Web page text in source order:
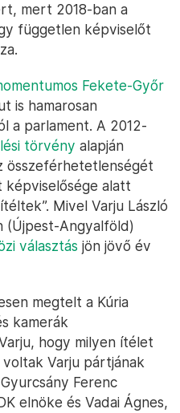
mert 2018-ban a
független képviselőt
Fekete-Győr
is hamarosan
a parlament. A 2012-
törvény alapján
összeférhetetlenségét
képviselősége alatt
Mivel Varju László
(Újpest-Angyalföld)
választás jön jövő év
megtelt a Kúria
kamerák
hogy milyen ítélet
Varju pártjának
Ferenc
elnöke és Vadai Ágnes,